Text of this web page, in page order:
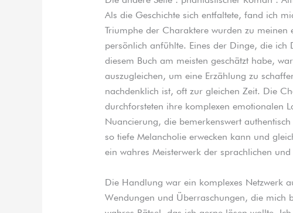
Als die Geschichte sich entfaltete, fand ich
Triumphe der Charaktere wurden zu meinen
persönlich anfühlte. Eines der Dinge, die ich
diesem Buch am meisten geschätzt habe,
auszugleichen, um eine Erzählung zu
nachdenklich ist, oft zur gleichen Zeit. Die
durchforsteten ihre komplexen emotionalen
Nuancierung, die bemerkenswert
so tiefe Melancholie erwecken kann und
ein wahres Meisterwerk der sprachlichen
Die Handlung war ein komplexes Netzwerk
Wendungen und Überraschungen, die mich